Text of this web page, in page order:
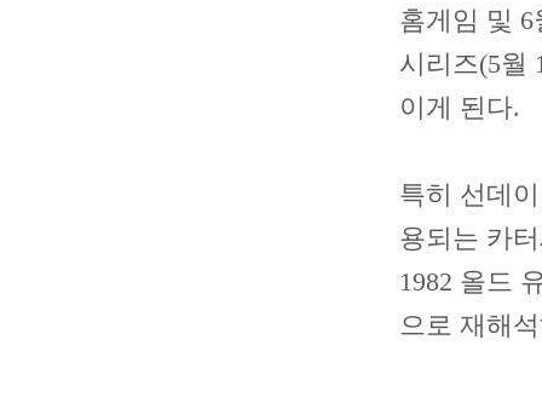
홈게임 및
시리즈(5월
이게 된다.
특히 선데
용되는 카
1982 올드
으로 재해